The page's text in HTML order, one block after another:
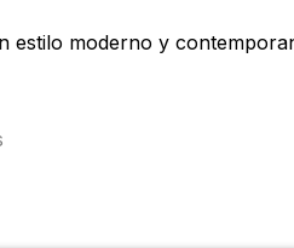
estilo moderno y